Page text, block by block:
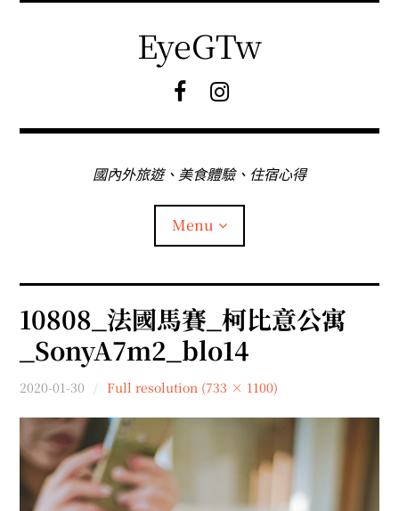
Skip
EyeGTw
F
粉
專
頁
I
國內外旅遊、美食體驗、住宿心得
Menu
首頁
關於EyeGtw
日本旅遊
秘魯旅遊
法國旅遊
10808_法國馬賽_柯比意公寓
_SonyA7m2_blo14
2020-01-30 Full resolution (733 × 1100)